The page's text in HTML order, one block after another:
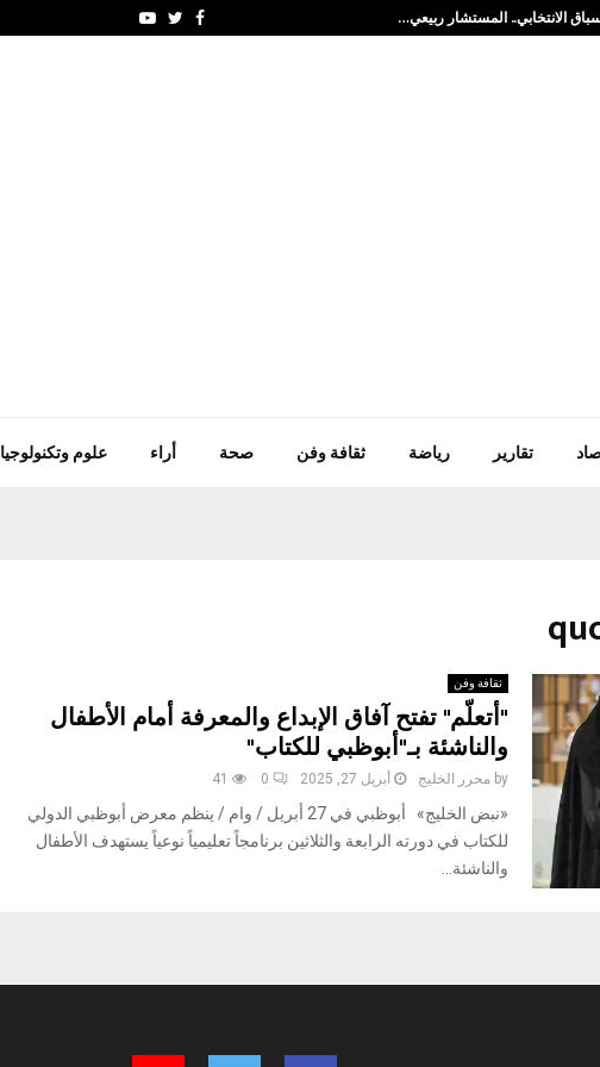
الانتخابي.. المستشار ربيعي… Facebook
Twitter
Youtube
تقارير رياضة ثقافة وفن صحة أراء علوم وتكنولوجيا
ثقافة وفن
"أتعلّم" تفتح آفاق الإبداع والمعرفة أمام الأطفال
والناشئة بـ"أبوظبي للكتاب"
by محرر الخليج أبريل 27, 2025 0
41
«نبض الخليج» أبوظبي في 27 أبريل / وام / ينظم معرض أبوظبي الدولي
للكتاب في دورته الرابعة والثلاثين برنامجاً تعليمياً نوعياً يستهدف الأطفال
والناشئة...